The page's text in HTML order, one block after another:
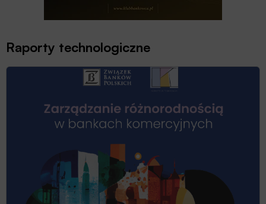
Raporty technologiczne